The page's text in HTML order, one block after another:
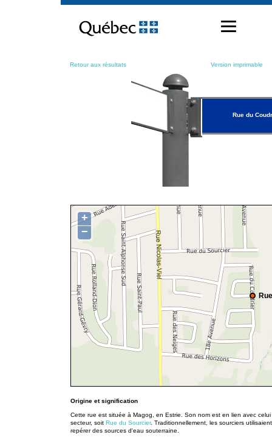
contenu
Retour aux résultats Version imprimable
Rue du
+
−
Origine et signification
Cette rue est située à Magog, en Estrie. Son nom est en lien avec
secteur, soit Rue du Sourcier. Traditionnellement, les sourciers
repérer des sources d'eau souterraine.